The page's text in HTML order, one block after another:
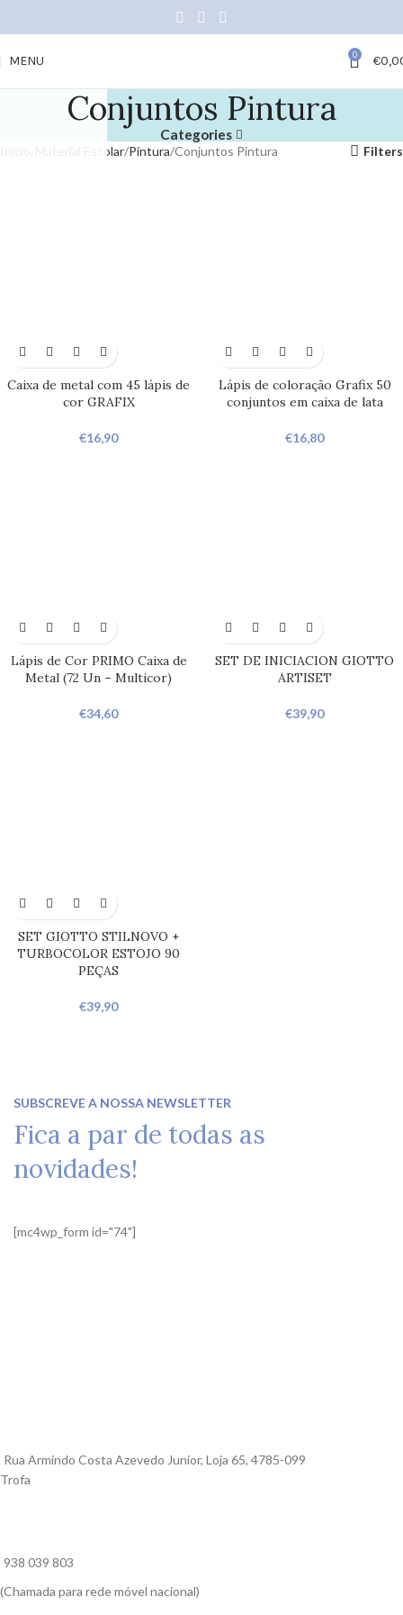
MENU 0 €
Conjuntos Pintura
Categories
Material Escolar Pintura Conjuntos Pintura Filters
Caixa de metal com 45 lápis de
cor GRAFIX
€16,90
Lápis de coloração Grafix 50
conjuntos em caixa de lata
€16,80
Lápis de Cor PRIMO Caixa de
Metal (72 Un – Multicor)
€34,60
SET DE INICIACION GIOTTO
ARTISET
€39,90
SET GIOTTO STILNOVO +
TURBOCOLOR ESTOJO 90
PEÇAS
€39,90
SUBSCREVE A NOSSA NEWSLETTER
Fica a par de todas as
novidades!
[mc4wp_form id="74"]
Rua Armindo Costa Azevedo Junior, Loja 65, 4785-099
Trofa
938 039 803
(Chamada para rede móvel nacional)